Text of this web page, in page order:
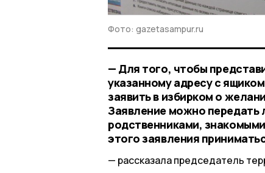
Фото: gazetasampur.ru
— Для того, чтобы
указанному адресу с
заявить в избирком о
Заявление можно
родственниками,
этого заявления
рассказала председатель